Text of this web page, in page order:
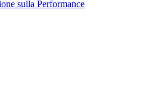
sulla Performance